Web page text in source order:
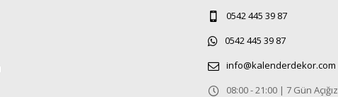
0542 445 39 87
0542 445 39 87
info@kalenderdekor.com
08:00 - 21:00 | 7 Gün Açığız